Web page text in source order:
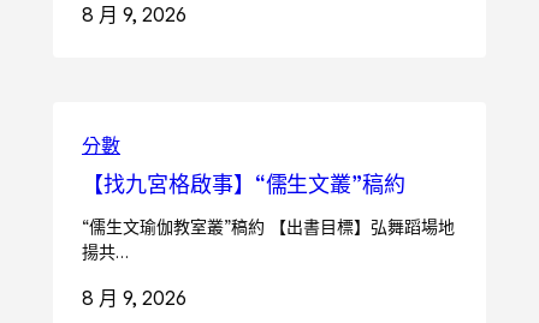
8 月 9, 2026
分數
【找九宮格啟事】“儒生文叢”稿約
“儒生文瑜伽教室叢”稿約 【出書目標】弘舞蹈場地
揚共…
8 月 9, 2026